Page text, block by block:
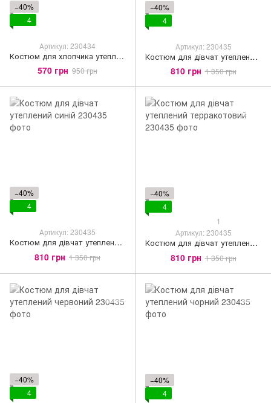
−40%
4
Артикул: 230434
Костюм для хлопчика утеплений чорний
570 грн 950 грн
−40%
4
Артикул: 230435
Костюм для дівчат утеплений зелений
810 грн 1 350 грн
−40%
4
Артикул: 230435
Костюм для дівчат утеплений синій
810 грн 1 350 грн
−40%
4
1
Артикул: 230435
Костюм для дівчат утеплений терракотовий
810 грн 1 350 грн
−40%
4
−40%
4